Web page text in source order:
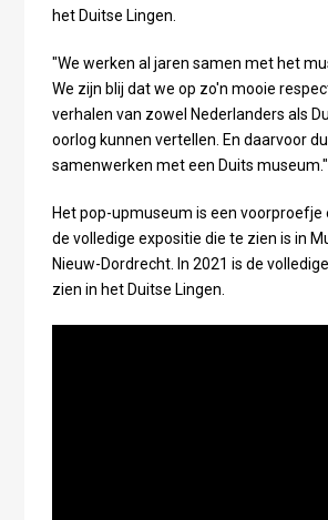
het Duitse Lingen.
"We werken al jaren samen met het
We zijn blij dat we op zo'n mooie
verhalen van zowel Nederlanders als
oorlog kunnen vertellen. En daarvoor
samenwerken met een Duits museum."
Het pop-upmuseum is een voorproefje
de volledige expositie die te zien is in
Nieuw-Dordrecht. In 2021 is de
zien in het Duitse Lingen.